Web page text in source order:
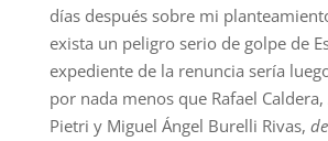
días después sobre mi
exista un peligro serio de golpe de
expediente de la renuncia sería
por nada menos que Rafael
Pietri y Miguel Ángel Burelli Rivas,